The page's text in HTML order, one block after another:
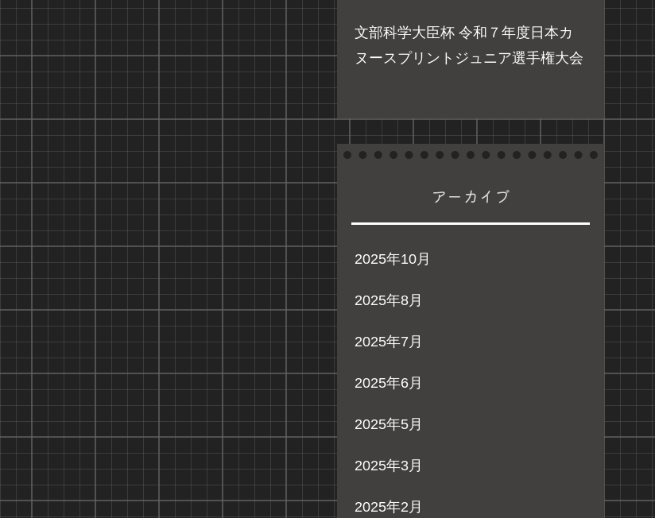
文部科学大臣杯 令和７年度日本カ
ヌースプリントジュニア選手権大会
アーカイブ
2025年10月
2025年8月
2025年7月
2025年6月
2025年5月
2025年3月
2025年2月